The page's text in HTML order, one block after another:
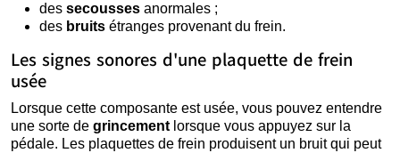
des secousses anormales ;
des bruits étranges provenant du frein.
Les signes sonores d'une plaquette de frein
usée
Lorsque cette composante est usée, vous pouvez entendre
une sorte de grincement lorsque vous appuyez sur la
pédale. Les plaquettes de frein produisent un bruit qui peut